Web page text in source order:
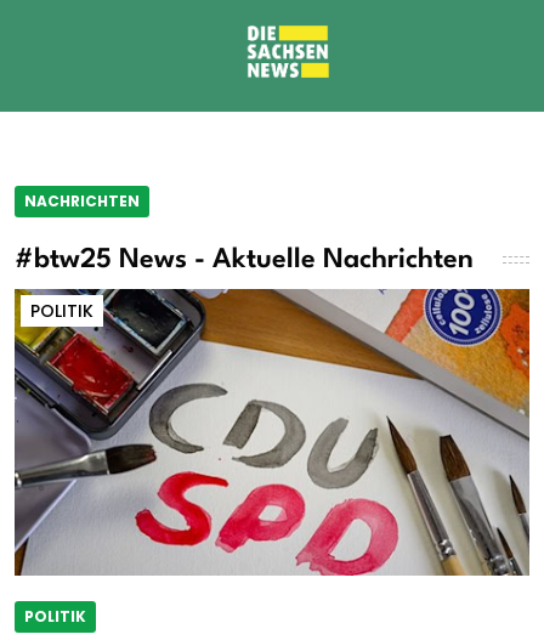
NACHRICHTEN
#btw25 News - Aktuelle Nachrichten
POLITIK
POLITIK